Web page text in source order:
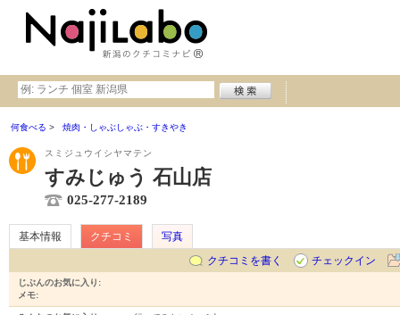
何食べる 焼肉・しゃぶしゃぶ・すきやき
スミジュウイシヤマテン
すみじゅう 石山店
025-277-2189
基本情報 クチコミ
写真
クチコミを書く
チェックイン
じぶんのお気に入り:
メモ: